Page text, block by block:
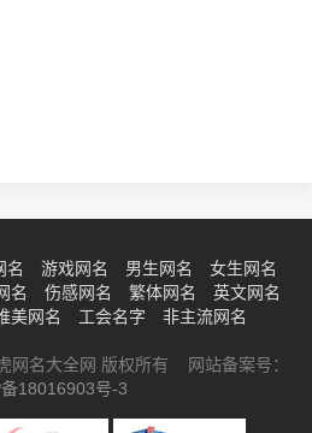
名 游戏网名 男生网名
女生网名
名 伤感网名 繁体网名
英文网名
美网名 工会名字 非主流网名
网名大全网 版权所有 网站备案号：
18016903号-3